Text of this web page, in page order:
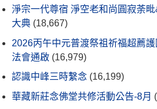
淨宗一代尊宿 淨空老和尚圓寂荼
大典 (18,667)
2026丙午中元普渡祭祖祈福超薦
法會通啟 (16,979)
認識中峰三時繫念 (16,199)
華藏新莊念佛堂共修活動公告-8月